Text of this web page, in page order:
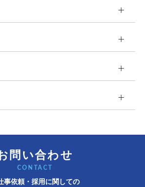
問い合わせ
CONTACT
事依頼・採用に関しての